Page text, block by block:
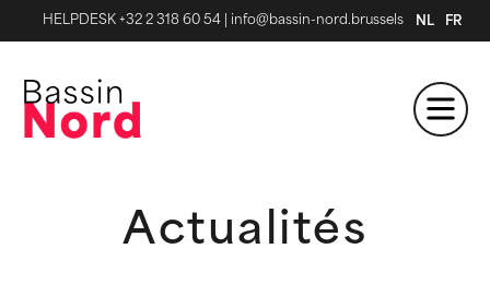
HELPDESK +32 2 318 60 54 info@bassin-nord.brussels NL FR
Actualités